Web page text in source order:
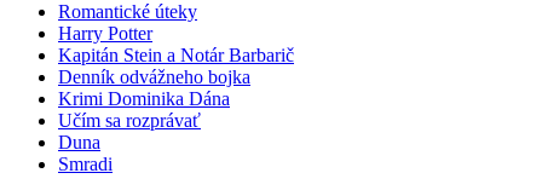
Romantické úteky
Harry Potter
Kapitán Stein a Notár Barbarič
Denník odvážneho bojka
Krimi Dominika Dána
Učím sa rozprávať
Duna
Smradi